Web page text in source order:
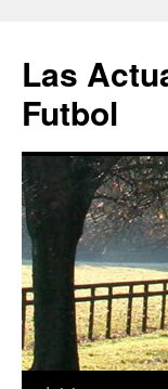
Las
Futbol